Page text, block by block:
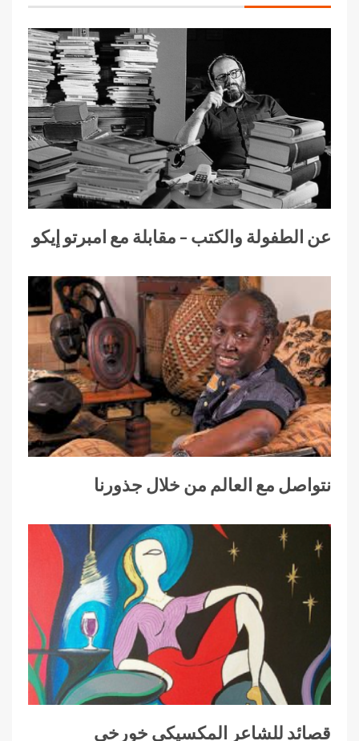
عن الطفولة والكتب – مقابلة مع امبرتو إيكو
نتواصل مع العالم من خلال جذورنا
قصائد للشاعر المكسيكي خورخي